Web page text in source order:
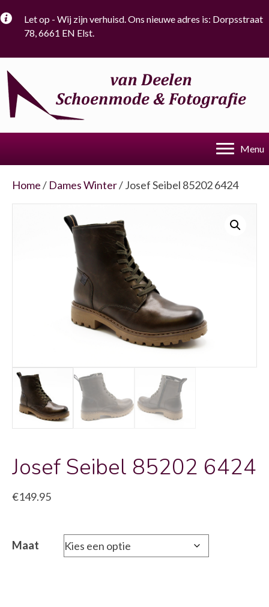
Let op - Wij zijn verhuisd. Ons nieuwe adres is: Dorpsstraat
78, 6661 EN Elst.
Menu
Home/ Dames Winter/ Josef Seibel 85202 6424
Josef Seibel 85202 6424
€149.95
Maat